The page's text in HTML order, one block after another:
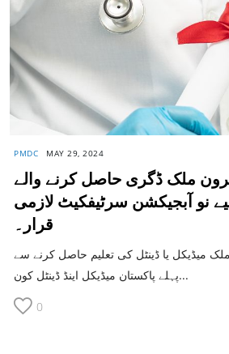
PMDC MAY 29, 2024
ملک ڈگری حاصل کرنے والے
نو آبجیکشن سرٹیفکیٹ لازمی
قرار۔
ملک میڈیکل یا ڈینٹل کی تعلیم حاصل کرنے سے
پہلے پاکستان میڈیکل اینڈ ڈینٹل کون...
0